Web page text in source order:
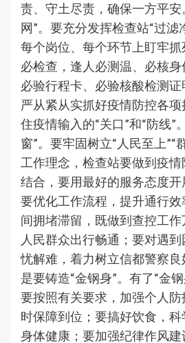
责、守土尽责，确保一方平安
网”。要充分发挥检查站“过滤
每个岗位、每个环节上盯牢
必检查，逢人必测温、必核身
必验行程卡、必验核酸检测证
严从紧从实抓好疫情防控各
住疫情输入的“关口”和“防线”
窗”。要牢固树立“人民至上”“
工作理念，检查站要做到疫
结合，要用最好的服务态度开
要优化工作流程，提升通行
间拥堵滞留，既做到查控工
人民群众出行畅通；要对遇
忧解难，着力树立信都警察
是要铸造“金钢身”。有了“金
要按照有关要求，加强个人
时保障到位；要搞好饮食，
身体健康；要加强纪律作风